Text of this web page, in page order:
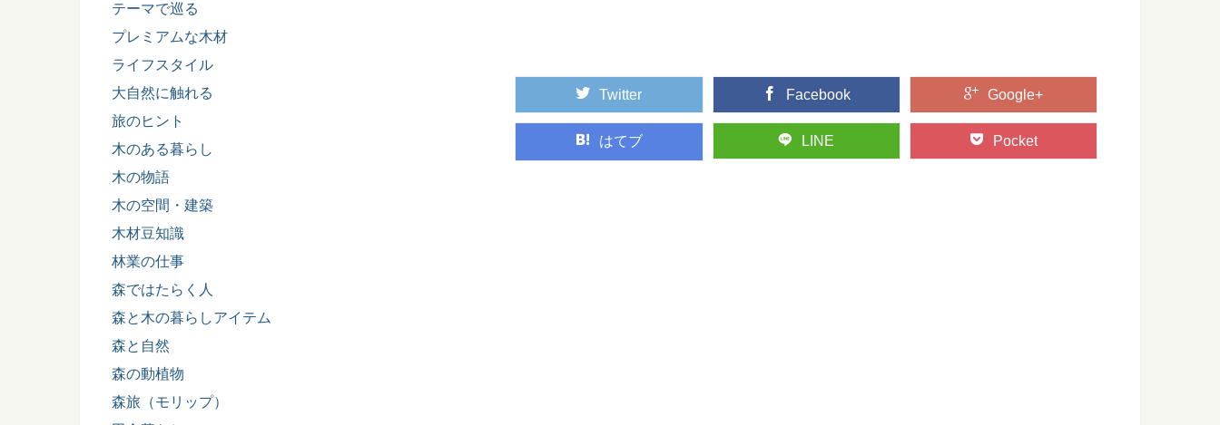
高野山真言宗総本山である金剛峯寺（和歌山県伊都郡高野町）。 あまりに有名なこの
聖地に、奥の院（...
Twitter Facebook Google+
はてブ LINE Pocket
テーマで巡る
プレミアムな木材
ライフスタイル
大自然に触れる
旅のヒント
木のある暮らし
木の物語
木の空間・建築
木材豆知識
林業の仕事
森ではたらく人
森と木の暮らしアイテム
森と自然
森の動植物
森旅（モリップ）